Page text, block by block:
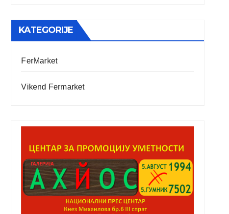
KATEGORIJE
FerMarket
Vikend Fermarket